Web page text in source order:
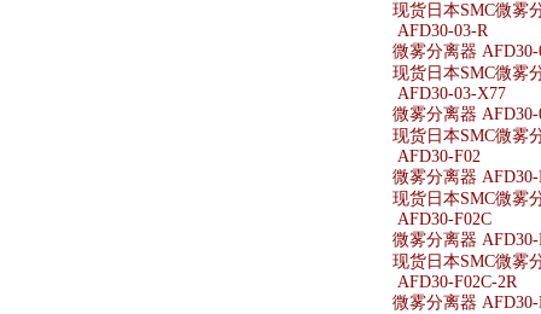
现货日本SMC微雾
AFD30-03-R
微雾分离器 AFD30-
现货日本SMC微雾
AFD30-03-X77
微雾分离器 AFD30-
现货日本SMC微雾
AFD30-F02
微雾分离器 AFD30-
现货日本SMC微雾
AFD30-F02C
微雾分离器 AFD30-
现货日本SMC微雾
AFD30-F02C-2R
微雾分离器 AFD30-